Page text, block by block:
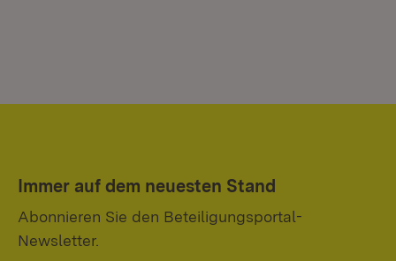
Immer auf dem neuesten Stand
Abonnieren Sie den Beteiligungsportal-
Newsletter.